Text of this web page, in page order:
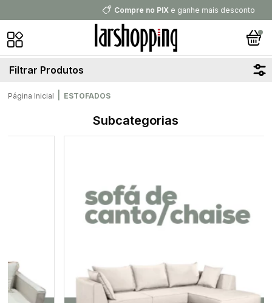
Compre no PIXe ganhe mais desconto
Página Inicial ESTOFADOS
Subcategorias
Filtrar Produtos